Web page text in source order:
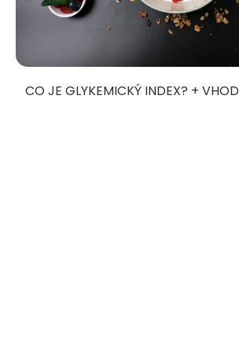
CO JE GLYKEMICKÝ INDEX? +